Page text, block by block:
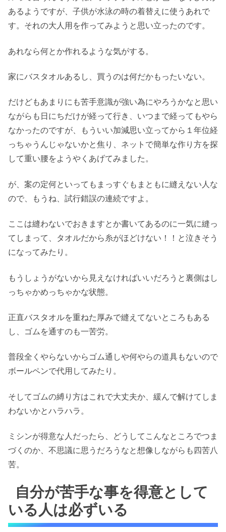
あるようですが、子供が水泳の時の着替えに使うあれで
す。それの大人用を作ってみようと思い立ったのです。
あれなら何とか作れるような気がする。
家にバスタオルあるし、買うのは何だかもったいない。
だけどもあまりにも苦手意識が強い為にやろうかなと思い
ながらも日にちだけが経って行き、いつまで経ってもやら
なかったのですが、もういい加減思い立ってから１年位経
っちゃうんじゃないかと焦り、ネットで簡単な作り方を探
して重い腰をようやくあげてみました。
が、案の定何といってもまっすぐもまともに縫えない人な
ので、もうね、試行錯誤の連続ですよ。
ここは縫わないでおきますとか書いてあるのに一気に縫っ
てしまって、タオルだから糸がほどけない！！と泣きそう
になってみたり。
もうしょうがないから見えなければいいだろうと裏側はし
っちゃかめっちゃかな状態。
正直バスタオルを重ねた厚みで縫えてないところもある
し、ゴムを通すのも一苦労。
普段全くやらないからゴム通しや何やらの道具もないので
ボールペンで代用してみたり。
そしてゴムの縛り方はこれで大丈夫か、緩んで解けてしま
わないかとハラハラ。
ミシンが得意な人だったら、どうしてこんなところでつま
づくのか、不思議に思うだろうなと想像しながらも四苦八
苦。
自分が苦手な事を得意として
いる人は必ずいる